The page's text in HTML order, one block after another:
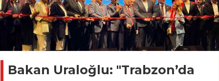
Bakan Uraloğlu: "Trabzon’da